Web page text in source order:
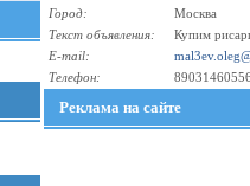
Город:
Москва
Текст объявления:
Купим
E-mail:
Телефон:
Реклама на сайте